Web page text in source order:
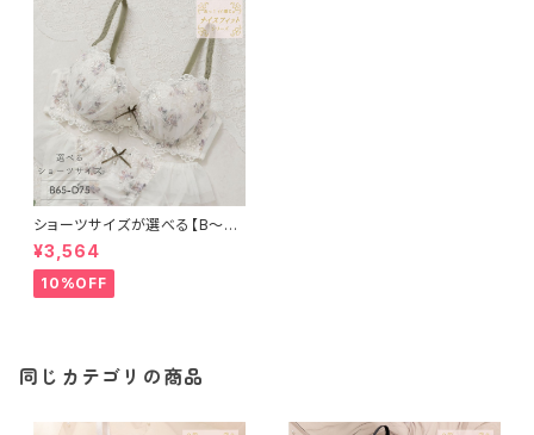
ショーツサイズが選べる【B〜D】
アモーレ ブラ＆ショーツ
¥3,564
10%OFF
同じカテゴリの商品